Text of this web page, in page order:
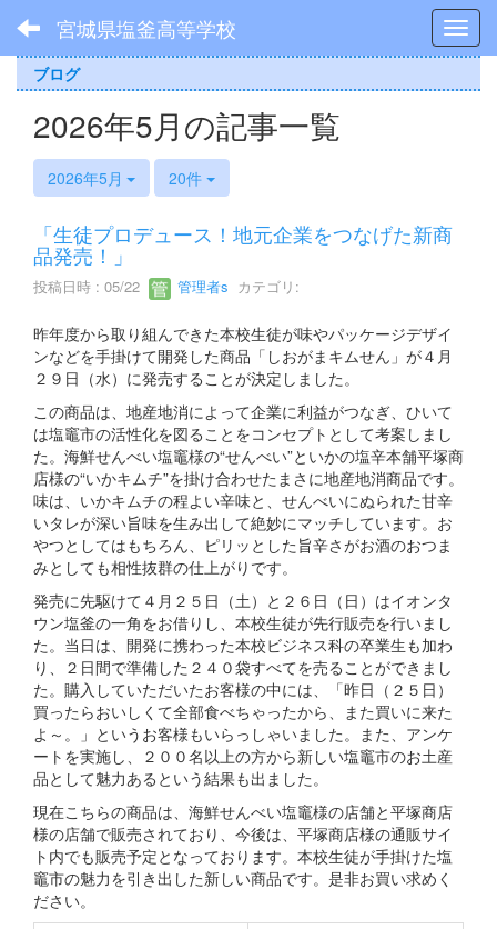
宮城県塩釜高等学校
ブログ
2026年5月の記事一覧
2026年5月 20件
「生徒プロデュース！地元企業をつなげた新商
品発売！」
投稿日時 : 05/22 管理者s カテゴリ:
昨年度から取り組んできた本校生徒が味やパッケージデザイ
ンなどを手掛けて開発した商品「しおがまキムせん」が４月
２９日（水）に発売することが決定しました。
この商品は、地産地消によって企業に利益がつなぎ、ひいて
は塩竈市の活性化を図ることをコンセプトとして考案しまし
た。海鮮せんべい塩竈様の“せんべい”といかの塩辛本舗平塚商
店様の“いかキムチ”を掛け合わせたまさに地産地消商品です。
味は、いかキムチの程よい辛味と、せんべいにぬられた甘辛
いタレが深い旨味を生み出して絶妙にマッチしています。お
やつとしてはもちろん、ピリッとした旨辛さがお酒のおつま
みとしても相性抜群の仕上がりです。
発売に先駆けて４月２５日（土）と２６日（日）はイオンタ
ウン塩釜の一角をお借りし、本校生徒が先行販売を行いまし
た。当日は、開発に携わった本校ビジネス科の卒業生も加わ
り、２日間で準備した２４０袋すべてを売ることができまし
た。購入していただいたお客様の中には、「昨日（２５日）
買ったらおいしくて全部食べちゃったから、また買いに来た
よ～。」というお客様もいらっしゃいました。また、アンケ
ートを実施し、２００名以上の方から新しい塩竈市のお土産
品として魅力あるという結果も出ました。
現在こちらの商品は、海鮮せんべい塩竈様の店舗と平塚商店
様の店舗で販売されており、今後は、平塚商店様の通販サイ
ト内でも販売予定となっております。本校生徒が手掛けた塩
竈市の魅力を引き出した新しい商品です。是非お買い求めく
ださい。